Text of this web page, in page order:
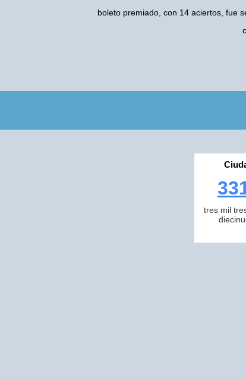
boleto premiado, con 14 aciertos, fue
tres mil